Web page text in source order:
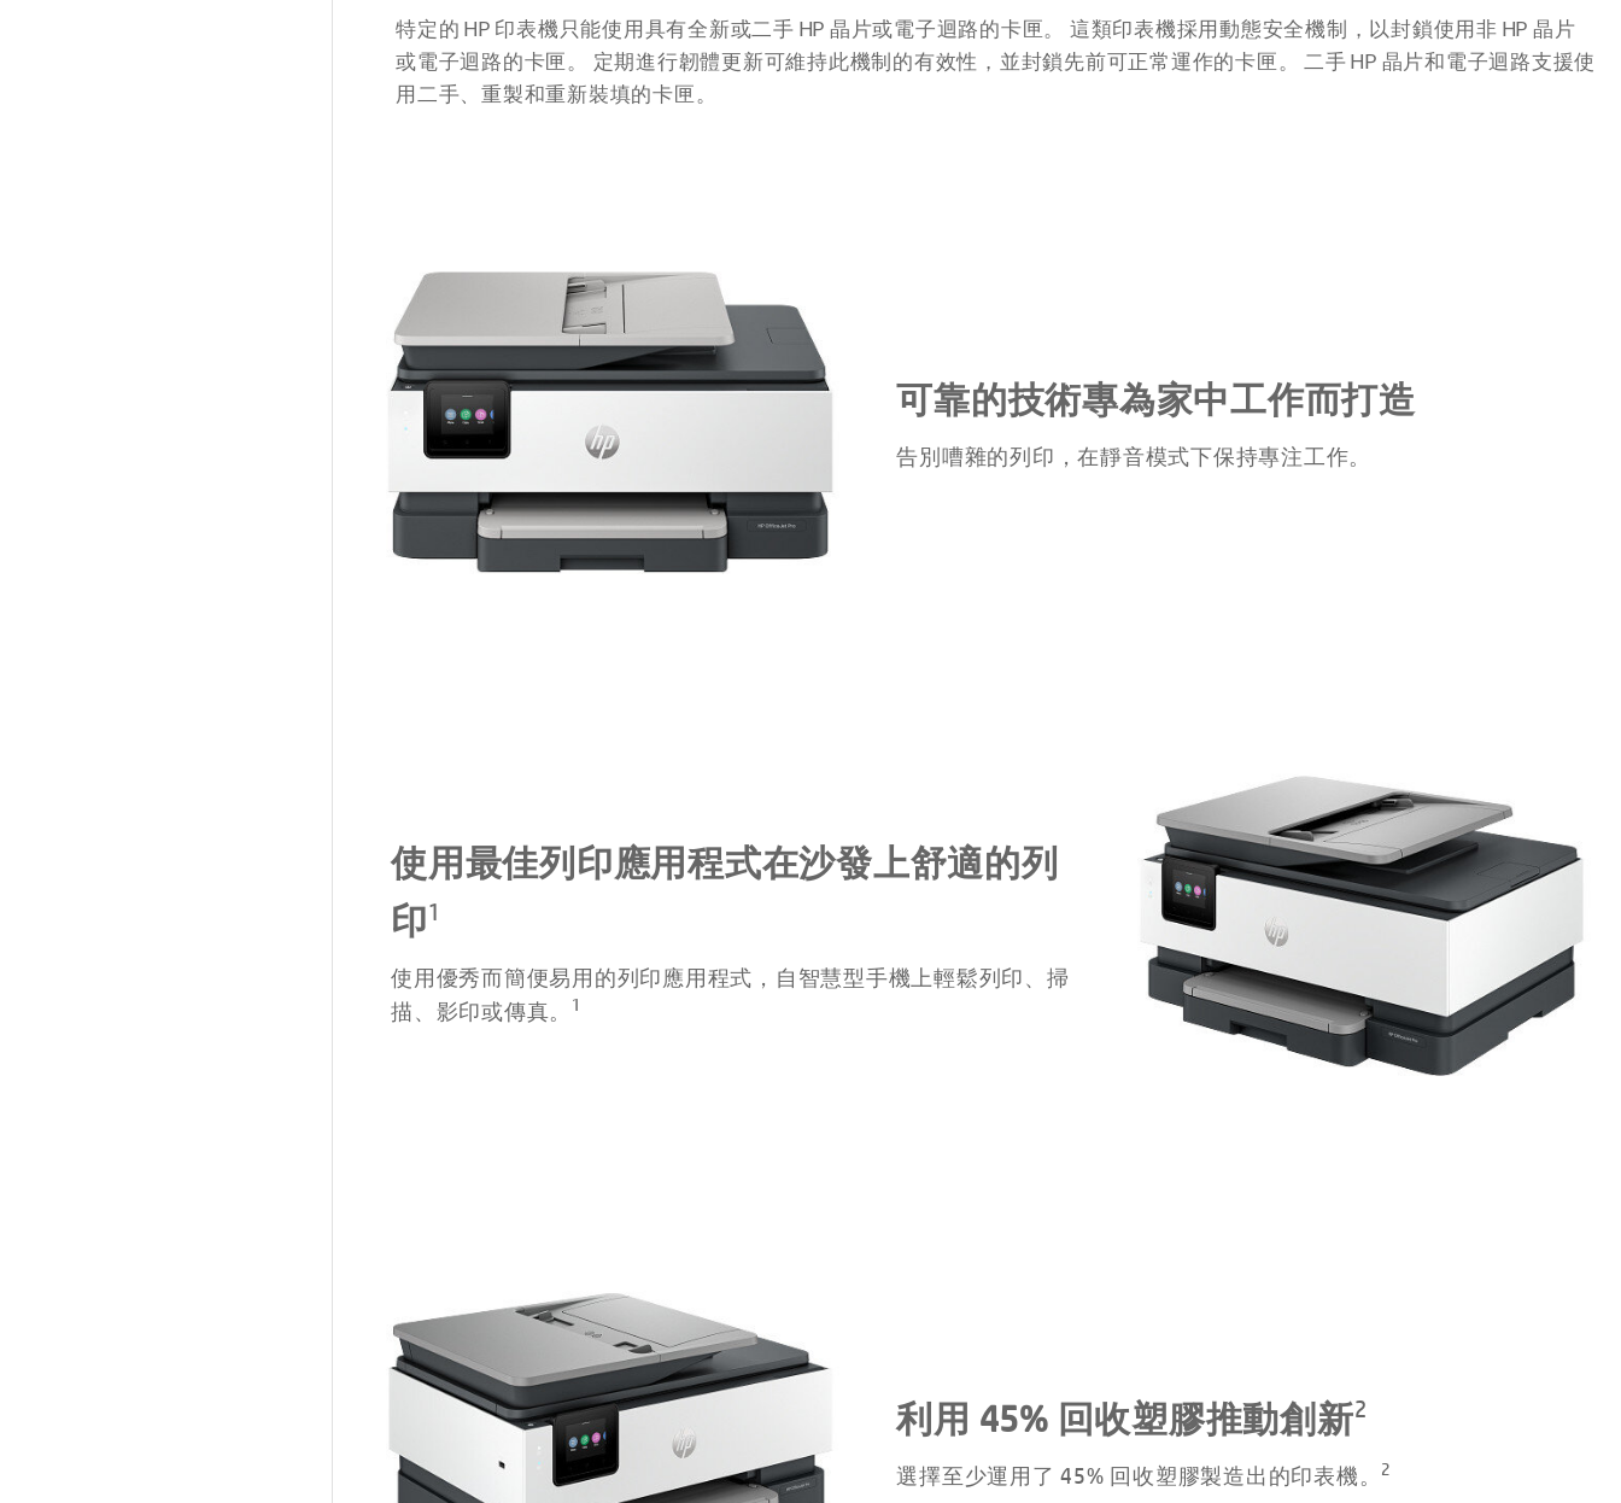
特定的 HP 印表機只能使用具有全新或二手 HP 晶片或電子迴路的卡匣。 這類印表機採用動態安全機制，以封鎖使用非 HP 晶片
或電子迴路的卡匣。 定期進行韌體更新可維持此機制的有效性，並封鎖先前可正常運作的卡匣。 二手 HP 晶片和電子迴路支援使
用二手、重製和重新裝填的卡匣。
可靠的技術專為家中工作而打造
告別嘈雜的列印，在靜音模式下保持專注工作。
使用最佳列印應用程式在沙發上舒適的列
印1
使用優秀而簡便易用的列印應用程式，自智慧型手機上輕鬆列印、掃
描、影印或傳真。
1
利用 45% 回收塑膠推動創新2
選擇至少運用了 45% 回收塑膠製造出的印表機。 2